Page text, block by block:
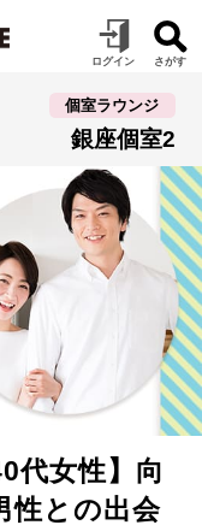
個室ラウンジ
銀座個室2
代女性】向
性との出会